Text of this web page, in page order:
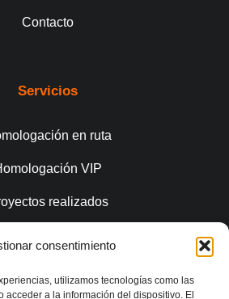
consentimiento
utilizamos tecnologías como las
acceder a la información del dispositivo. El
Contacto
Servicios
en ruta
VIP
realizados